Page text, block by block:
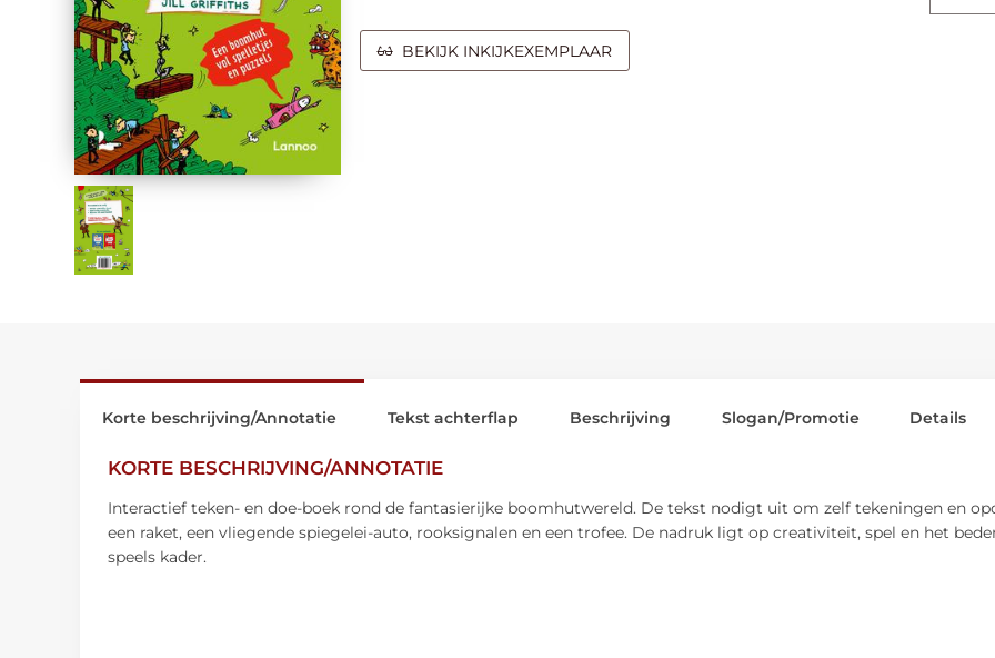
BEKIJK INKIJKEXEMPLAAR
Korte beschrijving/Annotatie
KORTE BESCHRIJVING/ANNOTATIE
Interactief teken- en doe-boek rond de fantasierijke boomhutwereld. De tekst nodigt uit om zelf tekeningen en
een raket, een vliegende spiegelei-auto, rooksignalen en een trofee. De nadruk ligt op creativiteit, spel en het
speels kader.
Tekst achterflap Beschrijving Slogan/Promotie Details